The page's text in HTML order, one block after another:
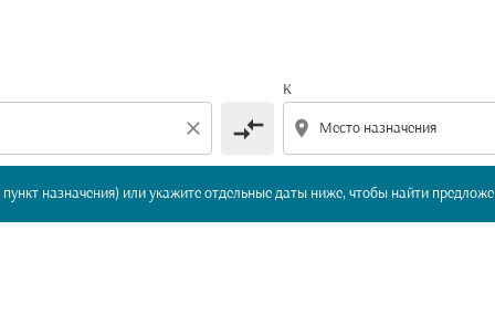
close compare_arrows
К
location_on
назначения) или укажите отдельные даты ниже, чтобы найти